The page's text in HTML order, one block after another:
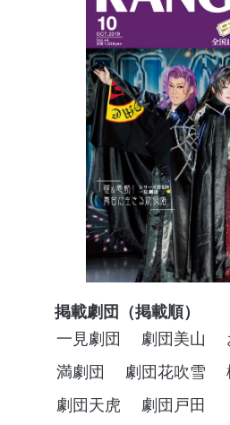
掲載劇団（掲載順）
一見劇団
劇団美山
満劇団
劇団花吹雪
劇団天虎
劇団戸田